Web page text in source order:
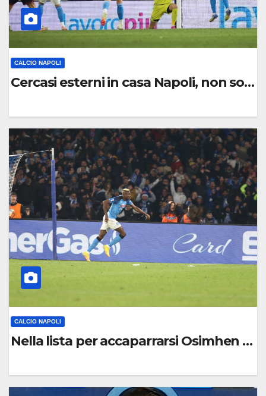
CALCIO NAPOLI
Cercasi esterni in casa Napoli, non
0
M
M
E
N
T
O
CALCIO NAPOLI
Nella lista per accaparrarsi Osimhen
0